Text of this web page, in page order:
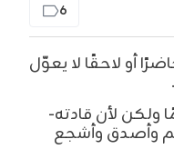
6
أو لاحقًا لا يعوّل
لأن قادته-
وأصدق وأشجع